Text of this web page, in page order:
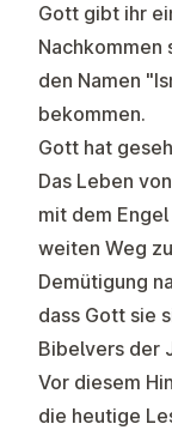
Gott gibt ihr
Nachkommen
den Namen
bekommen.
Gott hat
Das Leben
mit dem
weiten Weg
Demütigung
dass Gott sie
Bibelvers der
Vor diesem
die heutige